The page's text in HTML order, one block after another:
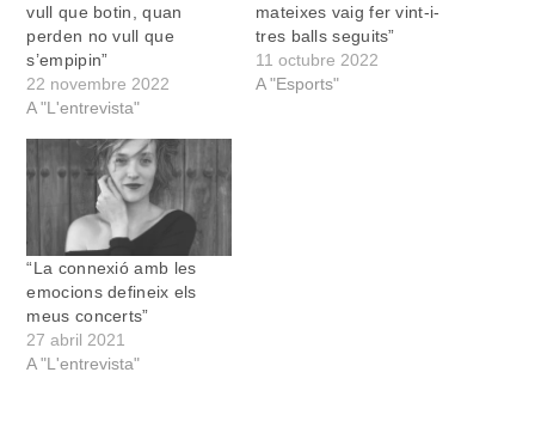
vull que botin, quan
perden no vull que
s’empipin”
22 novembre 2022
A "L'entrevista"
mateixes vaig fer vint-i-
tres balls seguits”
11 octubre 2022
A "Esports"
“La connexió amb les
emocions defineix els
meus concerts”
27 abril 2021
A "L'entrevista"